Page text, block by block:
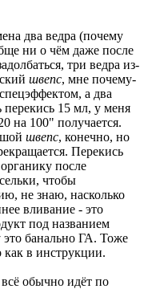
два ведра (почему
ни о чём даже после
три ведра из-
швепс, мне почему-
а два
перекись 15 мл, у меня
на 100" получается.
швепс, конечно, но
Перекись
после
чтобы
не знаю, насколько
вливание - это
под названием
банально ГА. Тоже
в инструкции.
обычно идёт по